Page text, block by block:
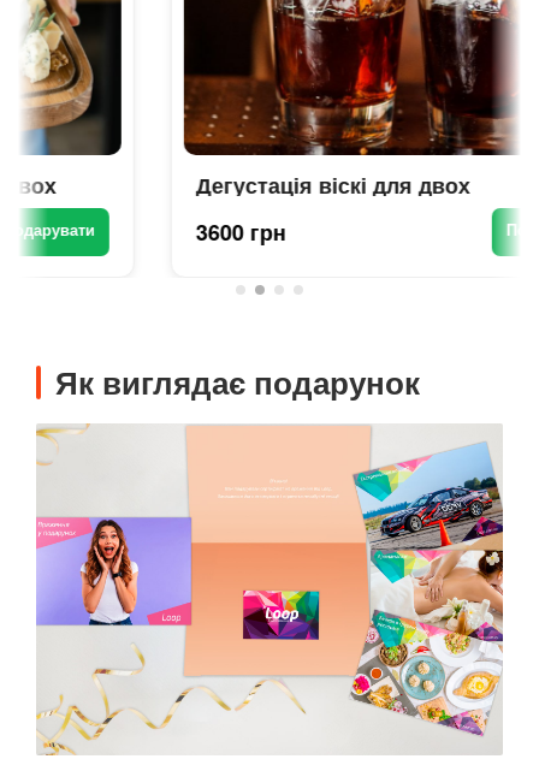
Дегустація віскі для двох
3600 грн
Як виглядає подарунок